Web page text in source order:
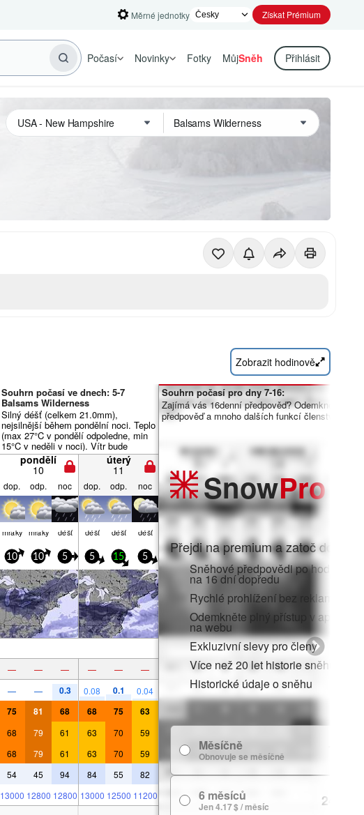
Měrné jednotky Získat Prémium
Počasí Novinky Fotky MůjSněh Přihlásit
Zobrazit hodinově
Souhrn počasí ve dnech: 5-7
Balsams Wilderness
Silný déšť (celkem 21.0mm),
nejsilnější během pondělní noci. Teplo
(max 27°C v pondělí odpoledne, min
15°C v neděli v noci). Vítr bude
převážně slabý.
pondělí
10
úterý
11
dop. odp. noc dop. odp. noc
mraky mraky déšť déšť déšť déšť
10 10 5 5 15 5
— — — — — —
— — 0.3 0.08 0.1 0.04
75 81 68 68 75 63
68 79 61 63 70 59
68 79 61 63 70 59
54 45 94 84 55 82
13000 12800 12800 13000 12500 11200
Souhrn počasí pro dny 7-16:
Zajímá vás 16denní předpověď? Odemkněte
předpověď a mnoho dalších funkcí členstvím Pro.
SnowPro
Přejdi na premium a zatoč do:
Sněhové předpovědi po hodinách
na 16 dní dopředu
Rychlé prohlížení bez reklam
Odemkněte plný přístup v aplikaci i
na webu
Exkluzivní slevy pro členy
Více než 20 let historie sněhu
Historické údaje o sněhu
Měsíčně
Obnovuje se měsíčně
6 měsíců
Jen 4.17 $ / měsíc 24.99 $